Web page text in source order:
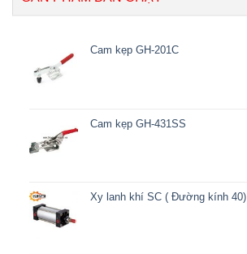
Cam kẹp GH-201C
Cam kẹp GH-431SS
Xy lanh khí SC ( Đường kính 40)